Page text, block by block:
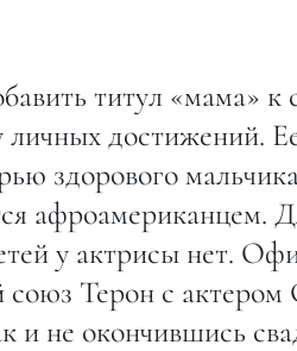
титул «мама» к
достижений. Ее
здорового
афроамериканцем.
у актрисы нет.
союз Терон с
и не окончившись